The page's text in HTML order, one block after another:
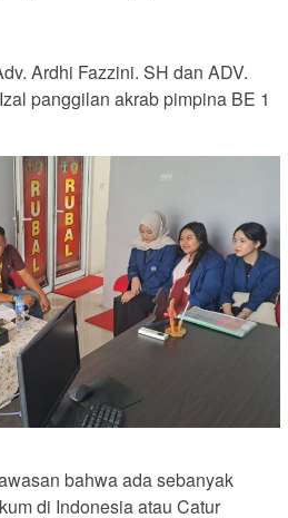
Ardhi Fazzini. SH dan ADV.
panggilan akrab pimpina BE 1
bahwa ada sebanyak
di Indonesia atau Catur